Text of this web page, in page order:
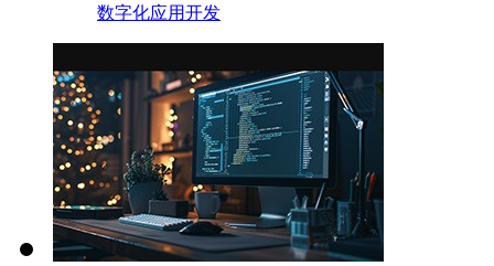
数字化应用开发